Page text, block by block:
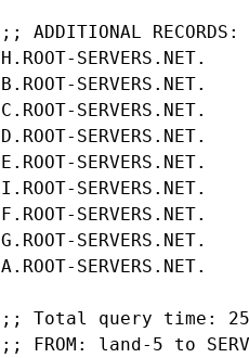
;; ADDITIONAL RECORDS:
H.ROOT-
B.ROOT-
C.ROOT-
D.ROOT-
E.ROOT-
I.ROOT-
F.ROOT-
G.ROOT-
A.ROOT-
;; Total query time:
;; FROM: land-5 to